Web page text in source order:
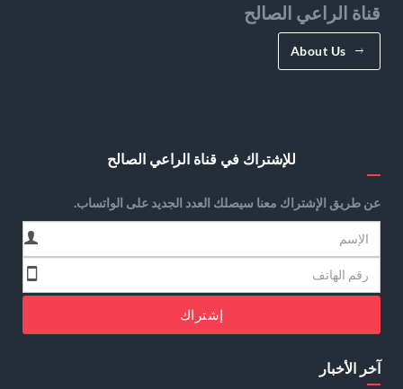
قناة الراعي الصالح
About Us
للإشتراك في قناة الراعي الصالح
عن طريق الإشتراك معنا سيصلك العدد الجديد على الواتساب.
إشتراك
آخر الأخبار